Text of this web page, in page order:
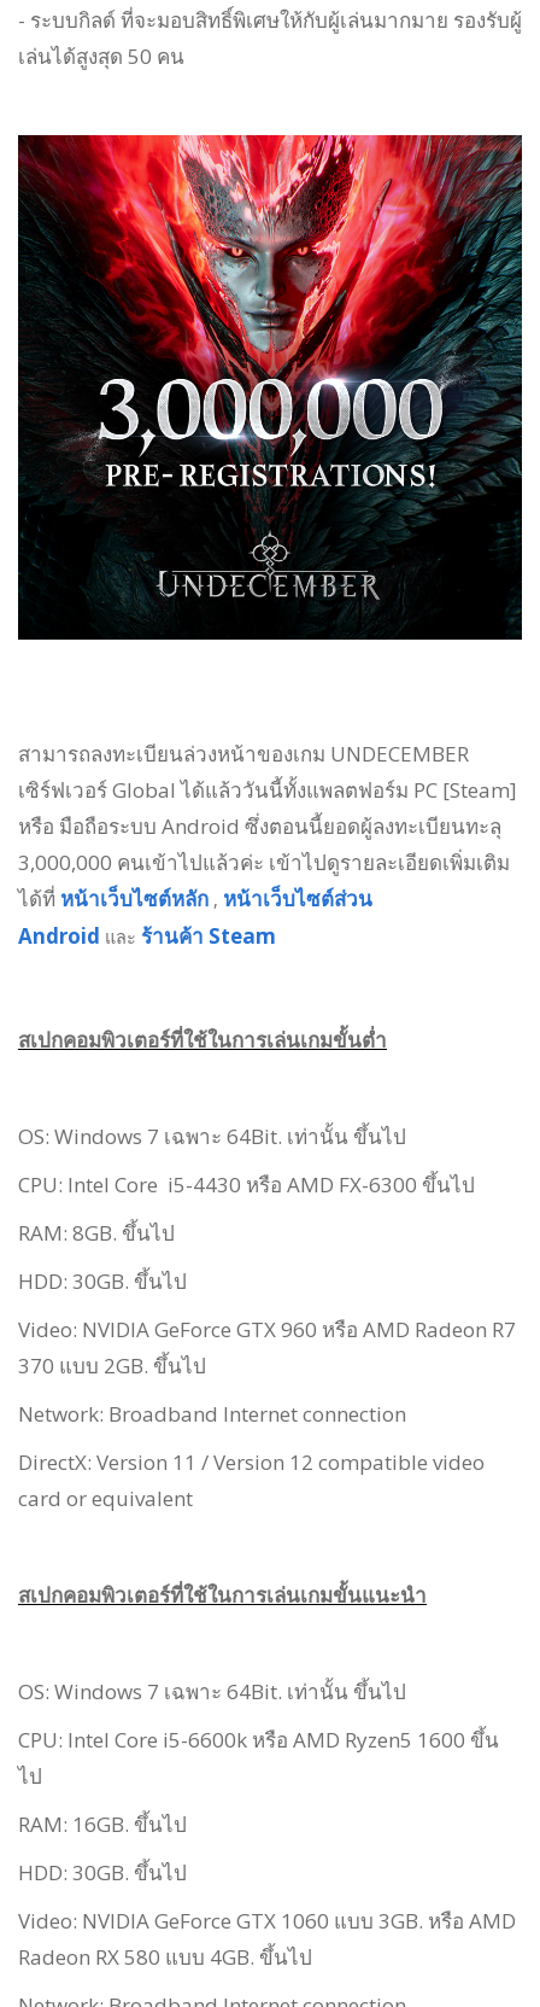
- ระบบกิลด์ ที่จะมอบสิทธิ์พิเศษให้กับผู้เล่นมากมาย รองรับผู้
เล่นได้สูงสุด 50 คน
สามารถลงทะเบียนล่วงหน้าของเกม UNDECEMBER
เซิร์ฟเวอร์ Global ได้แล้ววันนี้ทั้งแพลตฟอร์ม PC [Steam]
หรือ มือถือระบบ Android ซึ่งตอนนี้ยอดผู้ลงทะเบียนทะลุ
3,000,000 คนเข้าไปแล้วค่ะ เข้าไปดูรายละเอียดเพิ่มเติม
ได้ที่ หน้าเว็บไซต์หลัก , หน้าเว็บไซต์ส่วน
Android และ ร้านค้า Steam
สเปกคอมพิวเตอร์ที่ใช้ในการเล่นเกมขั้นต่ำ
OS: Windows 7 เฉพาะ 64Bit. เท่านั้น ขึ้นไป
CPU: Intel Core i5-4430 หรือ AMD FX-6300 ขึ้นไป
RAM: 8GB. ขึ้นไป
HDD: 30GB. ขึ้นไป
Video: NVIDIA GeForce GTX 960 หรือ AMD Radeon R7
370 แบบ 2GB. ขึ้นไป
Network: Broadband Internet connection
DirectX: Version 11 / Version 12 compatible video
card or equivalent
สเปกคอมพิวเตอร์ที่ใช้ในการเล่นเกมขั้นแนะนำ
OS: Windows 7 เฉพาะ 64Bit. เท่านั้น ขึ้นไป
CPU: Intel Core i5-6600k หรือ AMD Ryzen5 1600 ขึ้น
ไป
RAM: 16GB. ขึ้นไป
HDD: 30GB. ขึ้นไป
Video: NVIDIA GeForce GTX 1060 แบบ 3GB. หรือ AMD
Radeon RX 580 แบบ 4GB. ขึ้นไป